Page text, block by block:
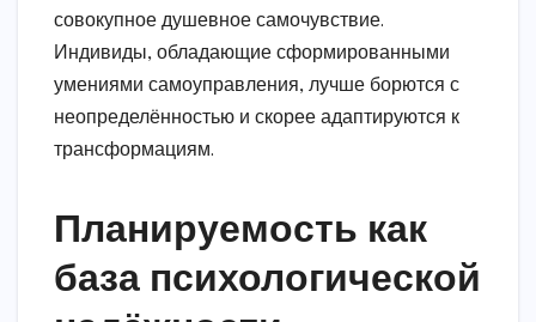
совокупное душевное самочувствие.
Индивиды, обладающие сформированными
умениями самоуправления, лучше борются с
неопределённостью и скорее адаптируются к
трансформациям.
Планируемость как
база психологической